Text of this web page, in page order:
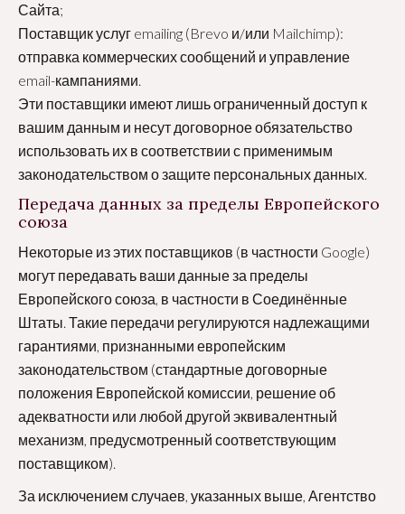
Сайта;
Поставщик услуг emailing (Brevo и/или Mailchimp):
отправка коммерческих сообщений и управление
email-кампаниями.
Эти поставщики имеют лишь ограниченный доступ к
вашим данным и несут договорное обязательство
использовать их в соответствии с применимым
законодательством о защите персональных данных.
Передача данных за пределы Европейского
союза
Некоторые из этих поставщиков (в частности Google)
могут передавать ваши данные за пределы
Европейского союза, в частности в Соединённые
Штаты. Такие передачи регулируются надлежащими
гарантиями, признанными европейским
законодательством (стандартные договорные
положения Европейской комиссии, решение об
адекватности или любой другой эквивалентный
механизм, предусмотренный соответствующим
поставщиком).
За исключением случаев, указанных выше, Агентство